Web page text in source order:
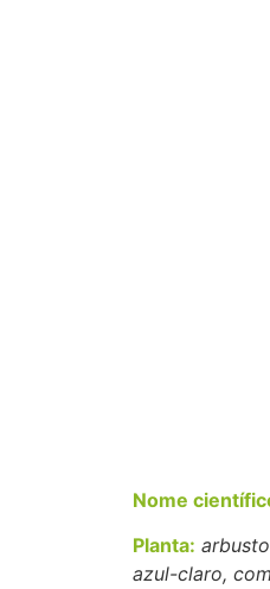
Nome
Planta:
azul-claro,